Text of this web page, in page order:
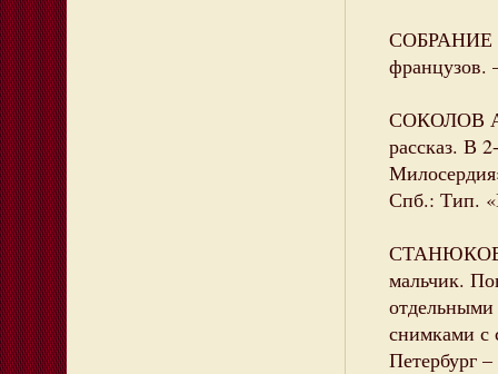
СОБРАНИЕ
СОКОЛОВ
рассказ. В
Спб.: Тип.
мальчик.
снимками с
Петербург